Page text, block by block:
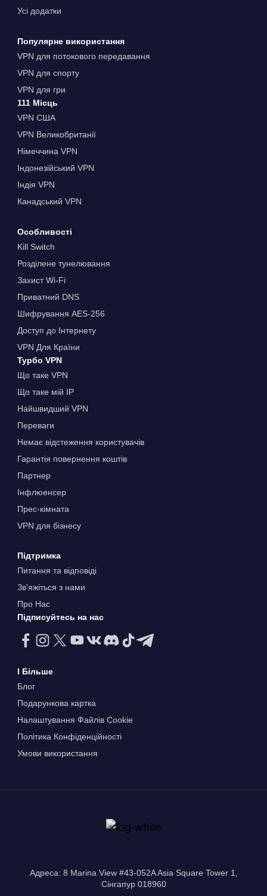
Усі додатки
Популярне використання
VPN для потокового передавання
VPN для спорту
VPN для гри
111 Місць
VPN США
VPN Великобританії
Німеччина VPN
Індонезійський VPN
Індія VPN
Канадський VPN
Особливості
Kill Switch
Розділене тунелювання
Захист Wi-Fi
Приватний DNS
Шифрування AES-256
Доступ до Інтернету
VPN Для Країни
Турбо VPN
Що таке VPN
Що таке мій IP
Найшвидший VPN
Переваги
Немає відстеження користувачів
Гарантія повернення коштів
Партнер
Інфлюенсер
Прес-кімната
VPN для бізнесу
Підтримка
Питання та відповіді
Зв'яжіться з нами
Про Нас
Підписуйтесь на нас
І Більше
Блог
Подарункова картка
Налаштування Файлів Сookie
Політика Конфіденційності
Умови використання
Адреса: 8 Marina View #43-052A Asia Square Tower 1,
Сінгапур 018960